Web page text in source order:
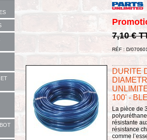
7,10 €
RÉF : D/
DURITE
100' -
La pièce de
résistante
résistance
comme